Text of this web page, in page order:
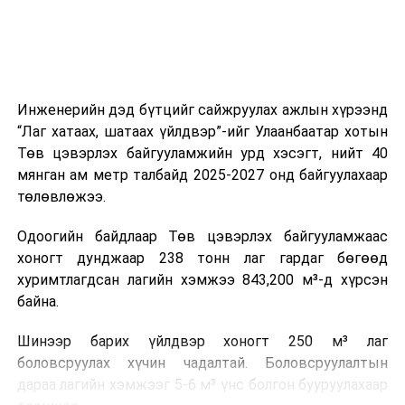
өдөр тутмын ажлын бэлэн байдлыг хангах зэрэг
практик ур чадварыг сургалтын хөтөлбөрт тусгажээ.
Сургалтыг танилцуулах лекц, асуулт-хариулт,
жишээнд суурилсан сургалт, багаар ажиллах дасгал,
танилцах, онцгой нөхцөлд ажиллах дадлага зэрэг
онол, практик хосолсон хэлбэрээр зохион байгуулж
байна.
зохион байгуулах Үндэсний хорооны Ажлын алба,
Нийслэлийн тээврийн газар, Автотээврийн үндэсний
төв болон Тээврийн цагдаагийн албаны холбогдох
Инженерийн дэд бүтцийг сайжруулах ажлын хүрээнд
“Лаг хатаах, шатаах үйлдвэр”-ийг Улаанбаатар хотын
Төв цэвэрлэх байгууламжийн урд хэсэгт, нийт 40
мянган ам метр талбайд 2025-2027 онд байгуулахаар
төлөвлөжээ.
Одоогийн байдлаар Төв цэвэрлэх байгууламжаас
хоногт дунджаар 238 тонн лаг гардаг бөгөөд
хуримтлагдсан лагийн хэмжээ 843,200 м³-д хүрсэн
байна.
Шинээр барих үйлдвэр хоногт 250 м³ лаг
боловсруулах хүчин чадалтай. Боловсруулалтын
дараа лагийн хэмжээг 5-6 м³ үнс болгон бууруулахаар